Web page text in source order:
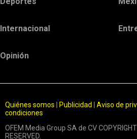
Internacional
Opinión
Quiénes somos Publicidad Aviso de
condiciones
OFEM Media Group SA de CV
RESERVED.